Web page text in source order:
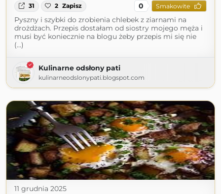
31 2 Zapisz 0 Smakowite
Pyszny i szybki do zrobienia chlebek z ziarnami na
drożdżach. Przepis dostałam od siostry mojego męża i
musi być koniecznie na blogu żeby przepis mi się nie
(...)
Kulinarne odsłony pati
kulinarneodslonypati.blogspot.com
11 grudnia 2025